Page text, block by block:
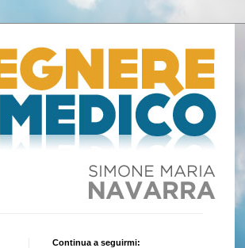
Continua a seguirmi: